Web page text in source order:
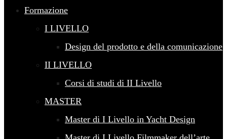
Formazione
I LIVELLO
Design del prodotto e della comunicazione
II LIVELLO
Corsi di studi di II Livello
MASTER
Master di I Livello in Yacht Design